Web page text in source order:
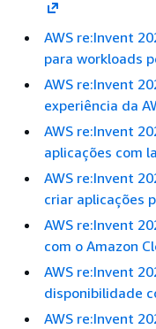
AWS re:Invent
para workloads
AWS re:Invent
experiência da
AWS re:Invent
aplicações com
AWS re:Invent
criar aplicações
AWS re:Invent
com o Amazon
AWS re:Invent
disponibilidade
AWS re:Invent